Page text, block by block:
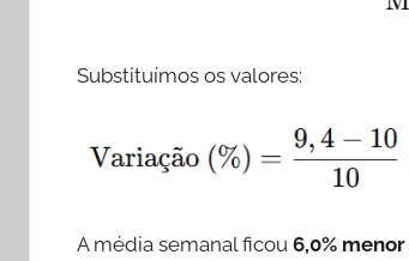
Substituímos os valores:
A média semanal ficou 6,0% menor